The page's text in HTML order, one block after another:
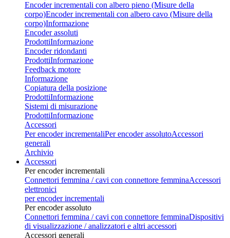
Encoder incrementali con albero pieno (Misure della
corpo)Encoder incrementali con albero cavo (Misure della
corpo)Informazione
Encoder assoluti
ProdottiInformazione
Encoder ridondanti
ProdottiInformazione
Feedback motore
Informazione
Copiatura della posizione
ProdottiInformazione
Sistemi di misurazione
ProdottiInformazione
Accessori
Per encoder incrementaliPer encoder assolutoAccessori
generali
Archivio
Accessori
Per encoder incrementali
Connettori femmina / cavi con connettore femminaAccessori
elettronici
per encoder incrementali
Per encoder assoluto
Connettori femmina / cavi con connettore femminaDispositivi
di visualizzazione / analizzatori e altri accessori
Accessori generali